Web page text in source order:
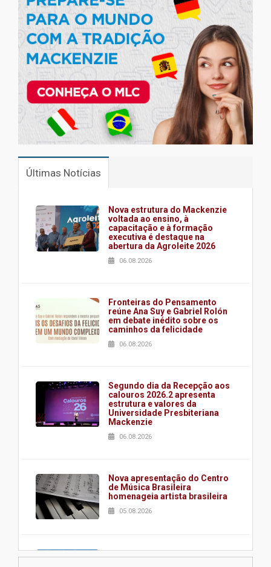
Últimas Notícias
Nova estrutura do Mackenzie
voltada ao ensino, à
capacitação e à formação
executiva é destaque na
abertura da Agroleite 2026
06.08.2026
Fronteiras do Pensamento
reúne Ana Suy e Gabriel Rolón
em debate inédito sobre os
caminhos da felicidade
06.08.2026
Segundo dia da Recepção aos
calouros 2026.2 apresenta
estrutura e valores da
Universidade Presbiteriana
Mackenzie
06.08.2026
Nova apresentação do Centro
de Música Brasileira
homenageia artista brasileira
05.08.2026
Universidade Mackenzie